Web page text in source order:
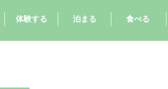
体験する 泊まる 食べる